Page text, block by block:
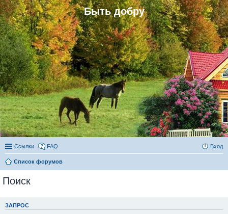
Быть добру
Ссылки FAQ Вход
Список форумов
Поиск
ЗАПРОС